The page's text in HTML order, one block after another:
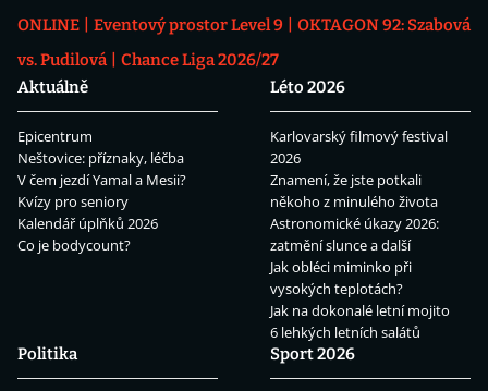
ONLINE
Eventový prostor Level 9
OKTAGON 92: Szabová
vs. Pudilová
Chance Liga 2026/27
Aktuálně
Epicentrum
Neštovice: příznaky, léčba
V čem jezdí Yamal a Mesii?
Kvízy pro seniory
Kalendář úplňků 2026
Co je bodycount?
Léto 2026
Karlovarský filmový festival
2026
Znamení, že jste potkali
někoho z minulého života
Astronomické úkazy 2026:
zatmění slunce a další
Jak obléci miminko při
vysokých teplotách?
Jak na dokonalé letní mojito
6 lehkých letních salátů
Politika
Sport 2026